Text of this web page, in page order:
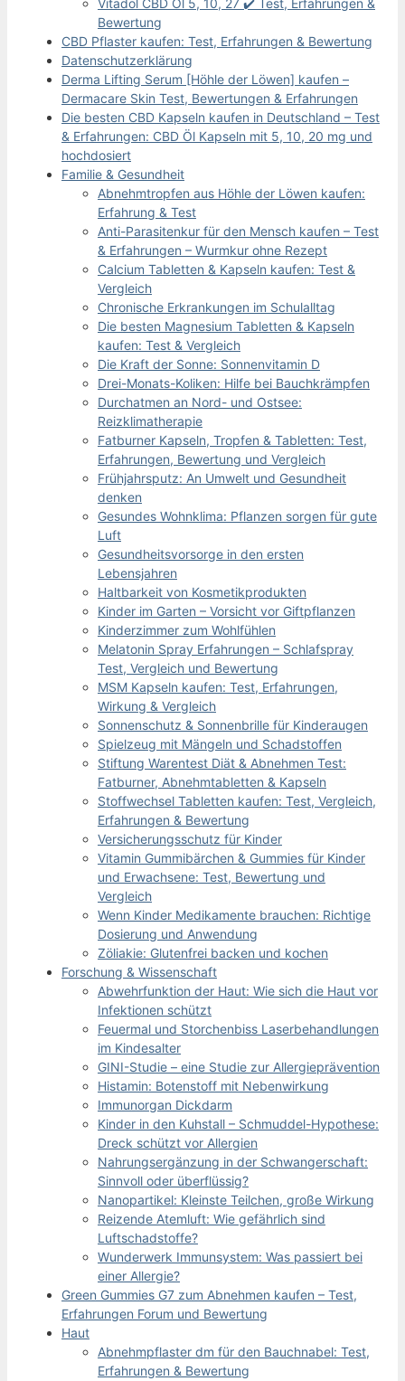
Vitadol CBD Öl 5, 10, 27 ✔️ Test, Erfahrungen &
Bewertung
CBD Pflaster kaufen: Test, Erfahrungen & Bewertung
Datenschutzerklärung
Derma Lifting Serum [Höhle der Löwen] kaufen –
Dermacare Skin Test, Bewertungen & Erfahrungen
Die besten CBD Kapseln kaufen in Deutschland – Test
& Erfahrungen: CBD Öl Kapseln mit 5, 10, 20 mg und
hochdosiert
Familie & Gesundheit
Abnehmtropfen aus Höhle der Löwen kaufen:
Erfahrung & Test
Anti-Parasitenkur für den Mensch kaufen – Test
& Erfahrungen – Wurmkur ohne Rezept
Calcium Tabletten & Kapseln kaufen: Test &
Vergleich
Chronische Erkrankungen im Schulalltag
Die besten Magnesium Tabletten & Kapseln
kaufen: Test & Vergleich
Die Kraft der Sonne: Sonnenvitamin D
Drei-Monats-Koliken: Hilfe bei Bauchkrämpfen
Durchatmen an Nord- und Ostsee:
Reizklimatherapie
Fatburner Kapseln, Tropfen & Tabletten: Test,
Erfahrungen, Bewertung und Vergleich
Frühjahrsputz: An Umwelt und Gesundheit
denken
Gesundes Wohnklima: Pflanzen sorgen für gute
Luft
Gesundheitsvorsorge in den ersten
Lebensjahren
Haltbarkeit von Kosmetikprodukten
Kinder im Garten – Vorsicht vor Giftpflanzen
Kinderzimmer zum Wohlfühlen
Melatonin Spray Erfahrungen – Schlafspray
Test, Vergleich und Bewertung
MSM Kapseln kaufen: Test, Erfahrungen,
Wirkung & Vergleich
Sonnenschutz & Sonnenbrille für Kinderaugen
Spielzeug mit Mängeln und Schadstoffen
Stiftung Warentest Diät & Abnehmen Test:
Fatburner, Abnehmtabletten & Kapseln
Stoffwechsel Tabletten kaufen: Test, Vergleich,
Erfahrungen & Bewertung
Versicherungsschutz für Kinder
Vitamin Gummibärchen & Gummies für Kinder
und Erwachsene: Test, Bewertung und
Vergleich
Wenn Kinder Medikamente brauchen: Richtige
Dosierung und Anwendung
Zöliakie: Glutenfrei backen und kochen
Forschung & Wissenschaft
Abwehrfunktion der Haut: Wie sich die Haut vor
Infektionen schützt
Feuermal und Storchenbiss Laserbehandlungen
im Kindesalter
GINI-Studie – eine Studie zur Allergieprävention
Histamin: Botenstoff mit Nebenwirkung
Immunorgan Dickdarm
Kinder in den Kuhstall – Schmuddel-Hypothese:
Dreck schützt vor Allergien
Nahrungsergänzung in der Schwangerschaft:
Sinnvoll oder überflüssig?
Nanopartikel: Kleinste Teilchen, große Wirkung
Reizende Atemluft: Wie gefährlich sind
Luftschadstoffe?
Wunderwerk Immunsystem: Was passiert bei
einer Allergie?
Green Gummies G7 zum Abnehmen kaufen – Test,
Erfahrungen Forum und Bewertung
Haut
Abnehmpflaster dm für den Bauchnabel: Test,
Erfahrungen & Bewertung